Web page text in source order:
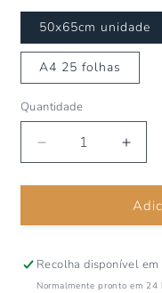
50x65cm unidade
A4 25 folhas
Quantidade
Diminuir
a
quantidade
Papel
Majestic
Blue
a
de
Blue
Recolha disponível em
Normalmente pronto em 24